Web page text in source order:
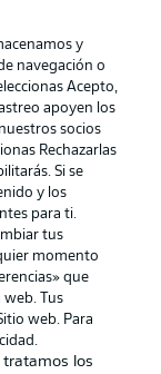
de privacidad
de uso
y
navegación o
Acepto,
apoyen los
socios
Rechazarlas
Si se
y los
para ti.
tus
momento
que
web. Tus
web. Para
tratamos los